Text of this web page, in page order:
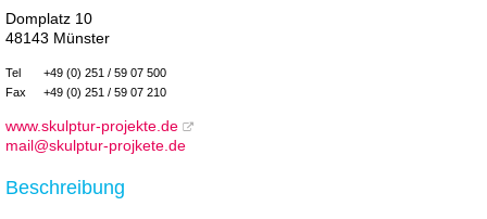
Domplatz 10
48143 Münster
Tel
+49 (0) 251 / 59 07 500
Fax
+49 (0) 251 / 59 07 210
www.skulptur-projekte.de
mail@skulptur-projkete.de
Beschreibung